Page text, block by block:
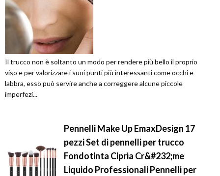
Il trucco non è soltanto un modo per rendere più bello il proprio
viso e per valorizzare i suoi punti più interessanti come occhi e
labbra, esso può servire anche a correggere alcune piccole
imperfezi...
Pennelli Make Up EmaxDesign 17
pezzi Set di pennelli per trucco
Fondotinta Cipria Cr&#232;me
Liquido Professionali Pennelli per